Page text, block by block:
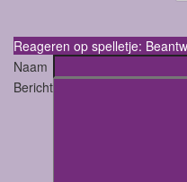
Reageren op spelletje:
Naam
Bericht